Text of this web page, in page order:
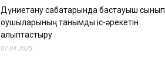
Дүниетану сабақтарында бастауыш сынып
оқушыларының танымдық іс-әрекетін
қалыптастыру
07.04.2025